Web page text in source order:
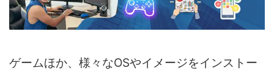
ゲームほか、様々なOSやイメージをインストー